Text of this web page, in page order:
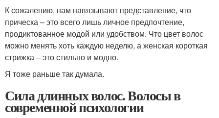
К сожалению, нам навязывают представление, что
прическа – это всего лишь личное предпочтение,
продиктованное модой или удобством. Что цвет волос
можно менять хоть каждую неделю, а женская короткая
стрижка – это стильно и модно.
Я тоже раньше так думала.
Сила длинных волос. Волосы в
современной психологии